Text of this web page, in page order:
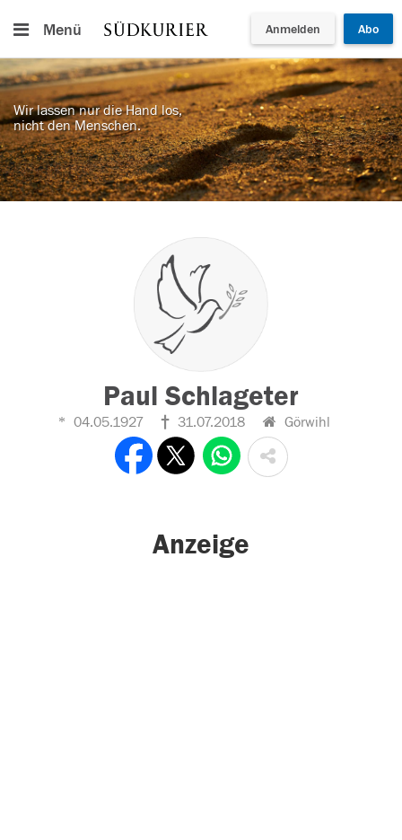
Menü Anmelden Abo
Wir lassen nur die Hand los,
nicht den Menschen.
Paul Schlageter
04.05.1927 31.07.2018 Görwihl
Anzeige